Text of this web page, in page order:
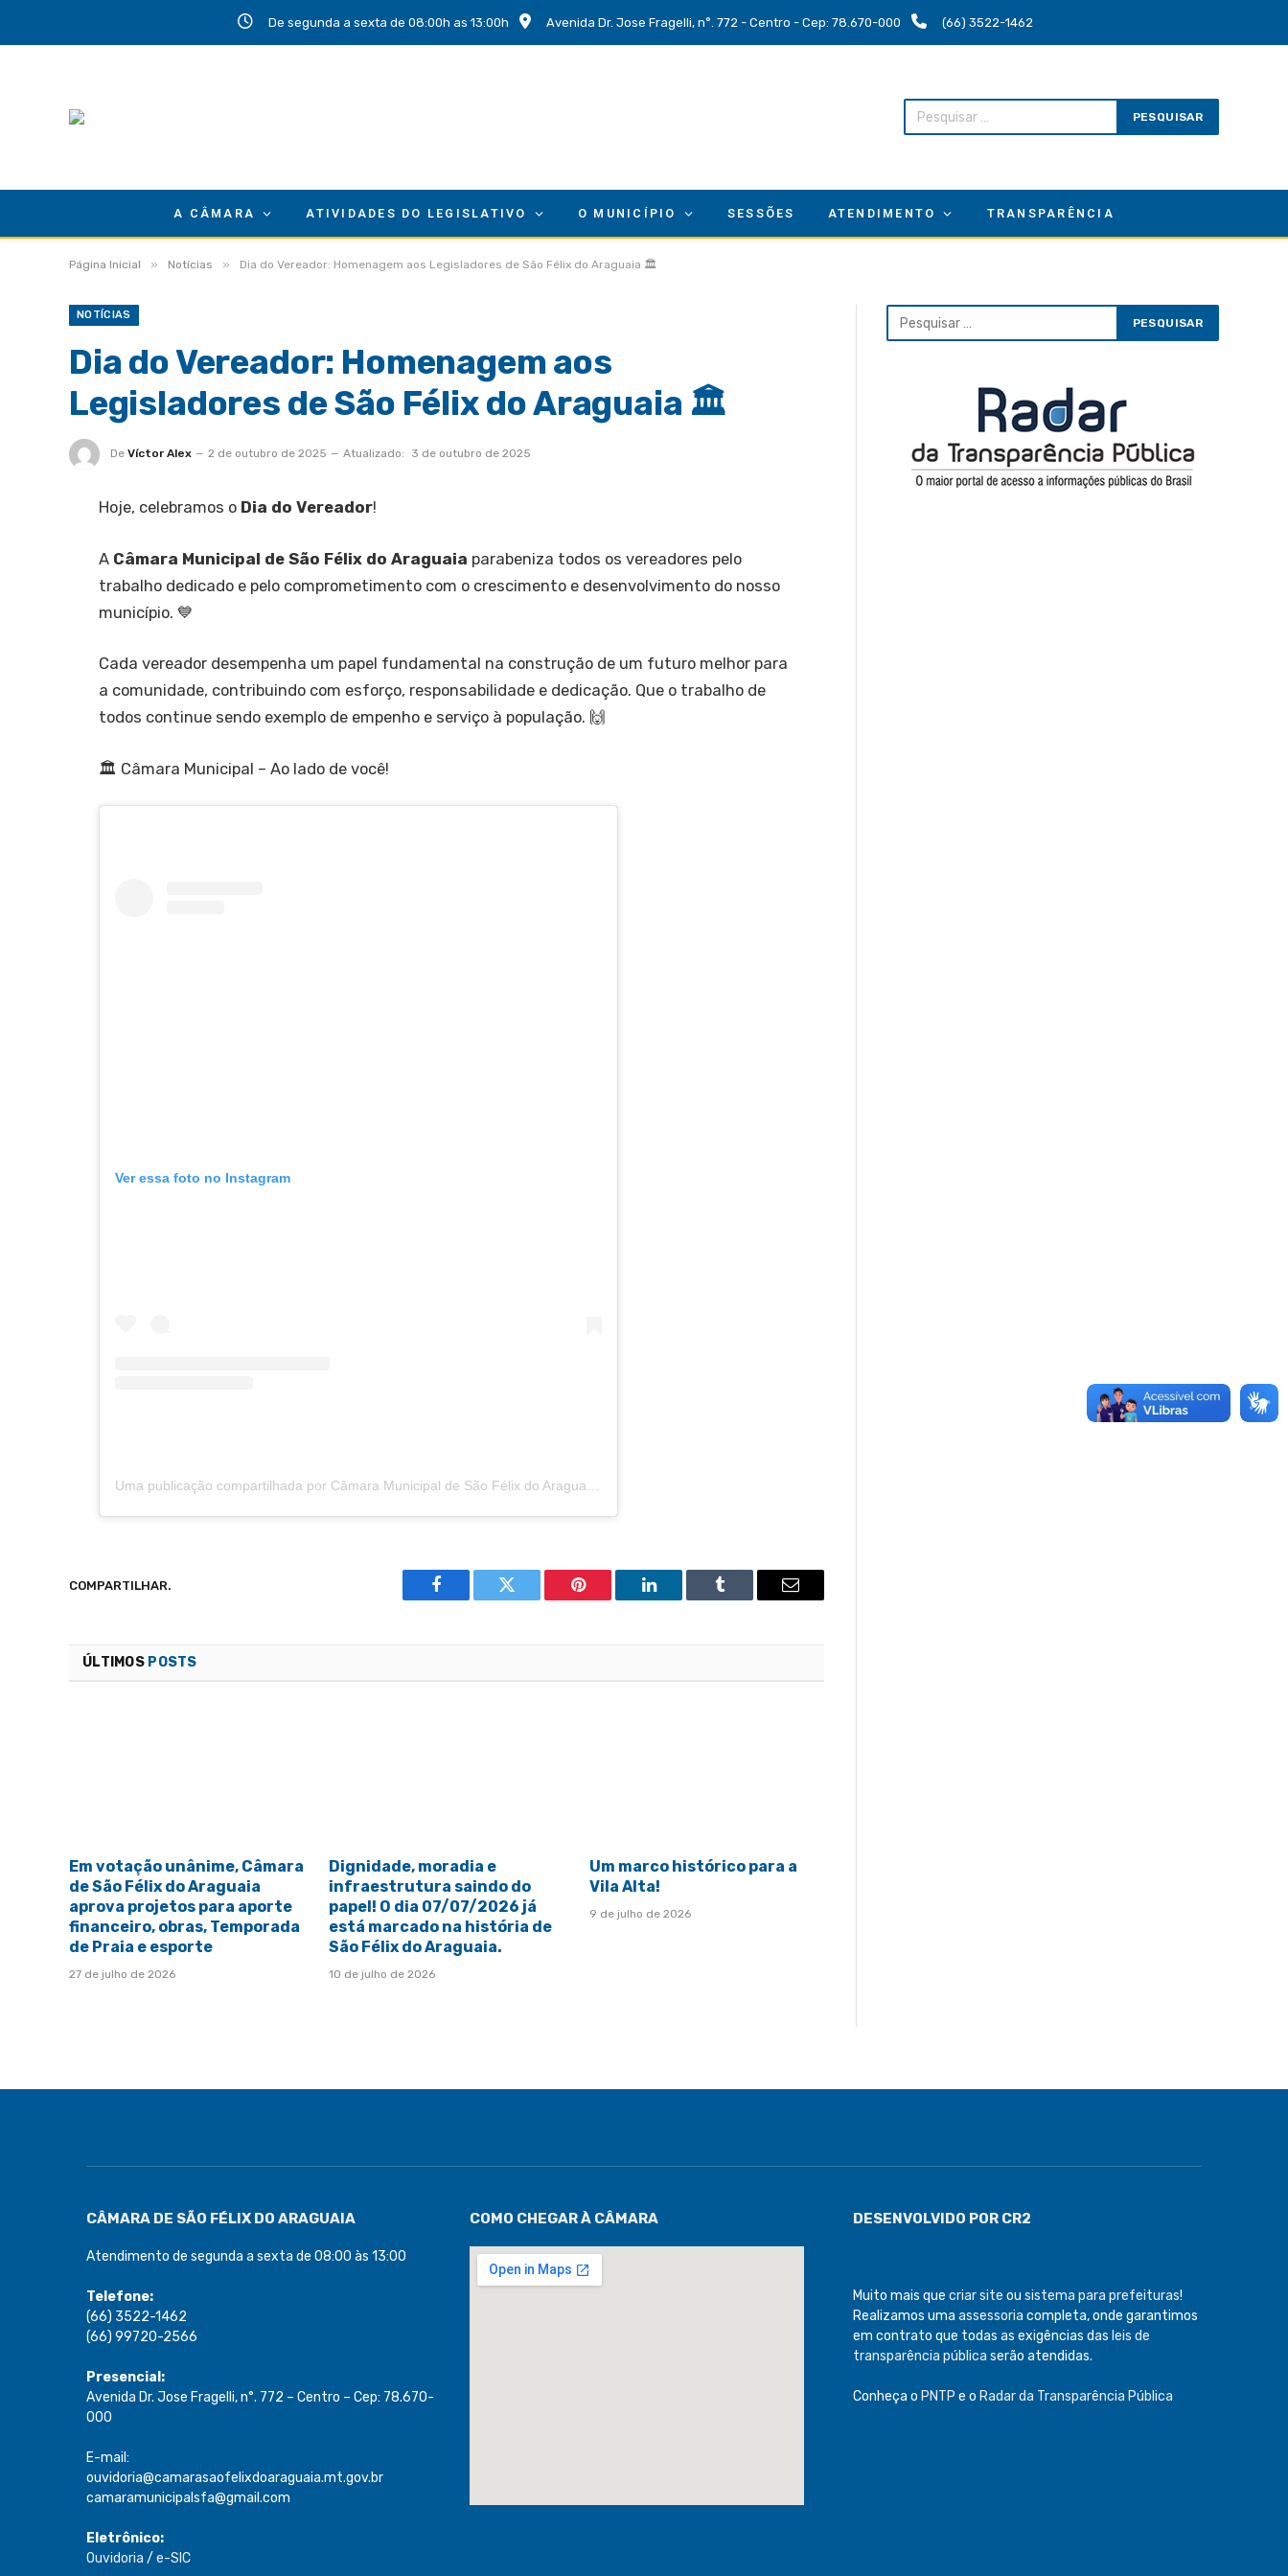
De segunda a sexta de 08:00h as 13:00h Avenida Dr. Jose Fragelli, n°. 772 - Centro - Cep: 78.670-000 (66) 3522-1462
A CÂMARA ATIVIDADES DO LEGISLATIVO O MUNICÍPIO SESSÕES ATENDIMENTO TRANSPARÊNCIA
Página Inicial » Notícias » Dia do Vereador: Homenagem aos Legisladores de São Félix do Araguaia 🏛️
NOTÍCIAS
Dia do Vereador: Homenagem aos
Legisladores de São Félix do Araguaia 🏛️
De Víctor Alex 2 de outubro de 2025 Atualizado: 3 de outubro de 2025
Hoje, celebramos o Dia do Vereador!
A Câmara Municipal de São Félix do Araguaia parabeniza todos os vereadores pelo
trabalho dedicado e pelo comprometimento com o crescimento e desenvolvimento do nosso
município. 💙
Cada vereador desempenha um papel fundamental na construção de um futuro melhor para
a comunidade, contribuindo com esforço, responsabilidade e dedicação. Que o trabalho de
todos continue sendo exemplo de empenho e serviço à população. 🙌
🏛 Câmara Municipal – Ao lado de você!
Ver essa foto no Instagram
COMPARTILHAR.
Facebook Twitter Pinterest LinkedIn Tumblr Email
ÚLTIMOS POSTS
Em votação unânime, Câmara
de São Félix do Araguaia
aprova projetos para aporte
financeiro, obras, Temporada
de Praia e esporte
27 de julho de 2026
Dignidade, moradia e
infraestrutura saindo do
papel! O dia 07/07/2026 já
está marcado na história de
São Félix do Araguaia.
10 de julho de 2026
Um marco histórico para a
Vila Alta!
9 de julho de 2026
CÂMARA DE SÃO FÉLIX DO ARAGUAIA
Atendimento de segunda a sexta de 08:00 às 13:00
Telefone:
(66) 3522-1462
(66) 99720-2566
Presencial:
Avenida Dr. Jose Fragelli, n°. 772 – Centro – Cep: 78.670-
000
E-mail:
ouvidoria@camarasaofelixdoaraguaia.mt.gov.br
camaramunicipalsfa@gmail.com
Eletrônico:
Ouvidoria / e-SIC
COMO CHEGAR À CÂMARA DESENVOLVIDO POR CR2
Muito mais que criar site ou sistema para prefeituras!
Realizamos uma assessoria completa, onde garantimos
em contrato que todas as exigências das leis de
transparência pública serão atendidas.
Conheça o PNTP e o Radar da Transparência Pública